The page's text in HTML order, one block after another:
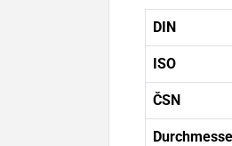
DIN
ISO
ČSN